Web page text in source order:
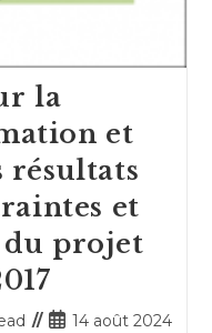
la
et
résultats
et
projet
Publication
14 août 2024